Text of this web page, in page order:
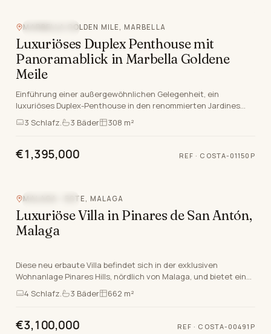
MARBELLA GOLDEN MILE, MARBELLA
Luxuriöses Duplex Penthouse mit
Panoramablick in Marbella Goldene
Meile
Einführung einer außergewöhnlichen Gelegenheit, ein
luxuriöses Duplex-Penthouse in den renommierten Jardines
Colgantes zu erwerben, eingebettet in die renommie…
3 Schlafz. 3 Bäder 308 m²
€1,395,000 REF · COSTA-01150P
MALAGA - ESTE, MALAGA
Luxuriöse Villa in Pinares de San Antón,
Malaga
Diese neu erbaute Villa befindet sich in der exklusiven
Wohnanlage Pinares Hills, nördlich von Malaga, und bietet eine
unvergleichliche Mischung aus Luxus und…
4 Schlafz. 3 Bäder 662 m²
€3,100,000 REF · COSTA-00491P